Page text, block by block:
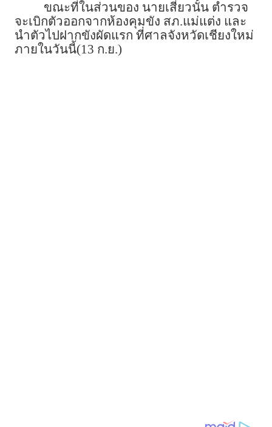
ขณะที่ในส่วนของ นายเสี่ยวนั้น ตำรวจ
จะเบิกตัวออกจากห้องคุมขัง สภ.แม่แต่ง และ
นำตัวไปฝากขังผัดแรก ที่ศาลจังหวัดเชียงใหม่
ภายในวันนี้(13 ก.ย.)